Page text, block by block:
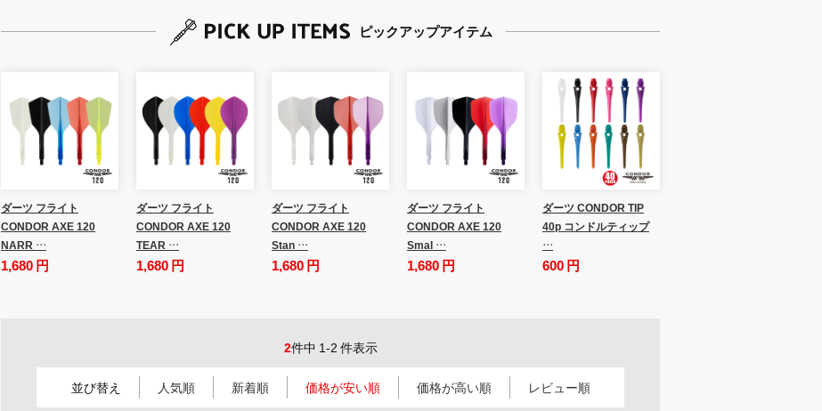
ピックアップアイテム
ダーツ フライト
CONDOR AXE 120
NARR …
1,680 円
ダーツ フライト
CONDOR AXE 120
TEAR …
1,680 円
ダーツ フライト
CONDOR AXE 120
Stan …
1,680 円
ダーツ フライト
CONDOR AXE 120
Smal …
1,680 円
ダーツ CONDOR TIP
40p コンドルティップ
…
600 円
2件中 1-2 件表示
並び替え 人気順 新着順 価格が安い順 価格が高い順 レビュー順